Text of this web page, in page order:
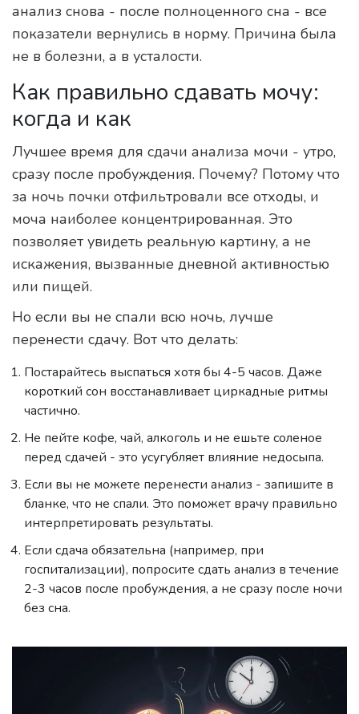
анализ снова - после полноценного сна - все
показатели вернулись в норму. Причина была
не в болезни, а в усталости.
Как правильно сдавать мочу:
когда и как
Лучшее время для сдачи анализа мочи - утро,
сразу после пробуждения. Почему? Потому что
за ночь почки отфильтровали все отходы, и
моча наиболее концентрированная. Это
позволяет увидеть реальную картину, а не
искажения, вызванные дневной активностью
или пищей.
Но если вы не спали всю ночь, лучше
перенести сдачу. Вот что делать:
Постарайтесь выспаться хотя бы 4-5 часов. Даже
короткий сон восстанавливает циркадные ритмы
частично.
Не пейте кофе, чай, алкоголь и не ешьте соленое
перед сдачей - это усугубляет влияние недосыпа.
Если вы не можете перенести анализ - запишите в
бланке, что не спали. Это поможет врачу правильно
интерпретировать результаты.
Если сдача обязательна (например, при
госпитализации), попросите сдать анализ в течение
2-3 часов после пробуждения, а не сразу после ночи
без сна.